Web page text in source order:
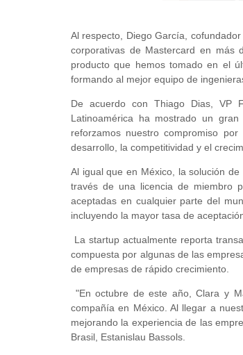
Al respecto, Diego García,
corporativas de Mastercard en
producto que hemos tomado en el
formando al mejor equipo de
De acuerdo con Thiago Dias, VP
Latinoamérica ha mostrado un
reforzamos nuestro compromiso
desarrollo, la competitividad y el
Al igual que en México, la solución
través de una licencia de miembro
aceptadas en cualquier parte del
incluyendo la mayor tasa de
La startup actualmente reporta
compuesta por algunas de las
de empresas de rápido crecimiento.
"En octubre de este año, Clara y
compañía en México. Al llegar a
mejorando la experiencia de las
Brasil, Estanislau Bassols.